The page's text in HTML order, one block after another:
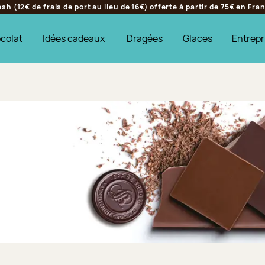
(12€ de frais de port au lieu de 16€) offerte à partir de 75€ en
Idées cadeaux Dragées Glaces